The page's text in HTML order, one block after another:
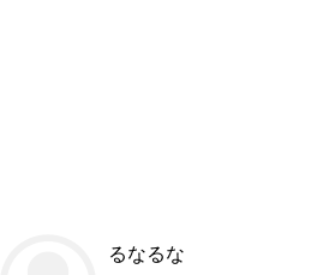
るなるな